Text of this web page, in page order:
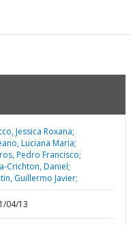
Jessica Roxana;
Luciana Maria;
Pedro Francisco;
Crichton, Daniel;
Guillermo Javier;
04/13